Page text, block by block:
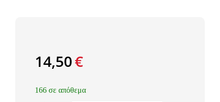
14,50€
166 σε απόθεμα